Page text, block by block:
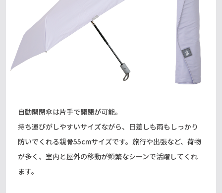
自動開閉傘は片手で開閉が可能。
持ち運びがしやすいサイズながら、日差しも雨もしっかり
防いでくれる親骨55cmサイズです。旅行や出張など、荷物
が多く、室内と屋外の移動が頻繁なシーンで活躍してくれ
ます。